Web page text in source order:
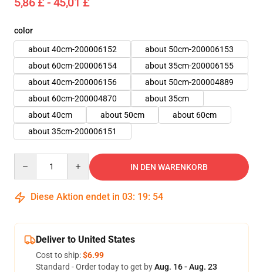
color
about 40cm-200006152
about 50cm-200006153
about 60cm-200006154
about 35cm-200006155
about 40cm-200006156
about 50cm-200004889
about 60cm-200004870
about 35cm
about 40cm
about 50cm
about 60cm
about 35cm-200006151
IN DEN WARENKORB
Diese Aktion endet in 03: 19: 52
Deliver to United States
Cost to ship:$6.99
Standard - Order today to get byAug. 16 - Aug. 23